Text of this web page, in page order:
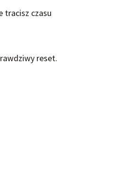
tracisz czasu
reset.